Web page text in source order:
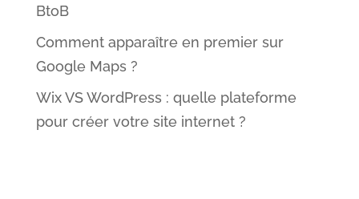
BtoB
Comment apparaître en premier sur
Google Maps ?
Wix VS WordPress : quelle plateforme
pour créer votre site internet ?